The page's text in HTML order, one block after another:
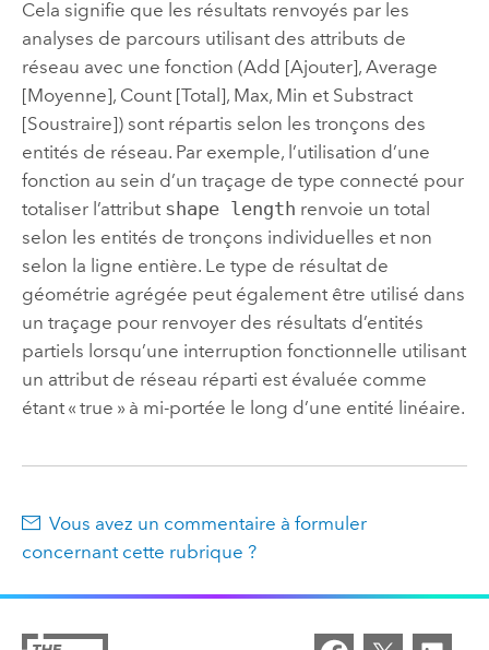
Cela signifie que les résultats renvoyés par les
analyses de parcours utilisant des attributs de
réseau avec une fonction (Add [Ajouter], Average
[Moyenne], Count [Total], Max, Min et Substract
[Soustraire]) sont répartis selon les tronçons des
entités de réseau. Par exemple, l’utilisation d’une
fonction au sein d’un traçage de type connecté pour
totaliser l’attribut shape length renvoie un total
selon les entités de tronçons individuelles et non
selon la ligne entière. Le type de résultat de
géométrie agrégée peut également être utilisé dans
un traçage pour renvoyer des résultats d’entités
partiels lorsqu’une interruption fonctionnelle utilisant
un attribut de réseau réparti est évaluée comme
étant « true » à mi-portée le long d’une entité linéaire.
Vous avez un commentaire à formuler
concernant cette rubrique ?